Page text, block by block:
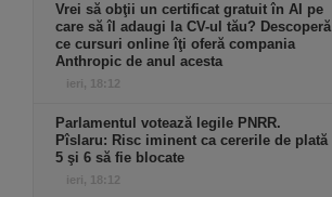
Vrei să obţii un certificat gratuit în AI pe
care să îl adaugi la CV-ul tău? Descoperă
ce cursuri online îţi oferă compania
Anthropic de anul acesta
ieri, 18:12
Parlamentul votează legile PNRR.
Pîslaru: Risc iminent ca cererile de plată
5 şi 6 să fie blocate
ieri, 18:12